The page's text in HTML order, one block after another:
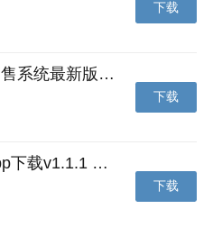
下载
ris云客移动销售系统最新版下载v1.1.25 安卓手机版
下载
粤语翻译帮app下载v1.1.1 安卓版
下载